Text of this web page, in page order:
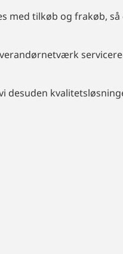
med tilkøb og frakøb, så
desuden